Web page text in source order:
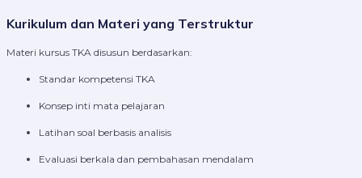
Kurikulum dan Materi yang Terstruktur
Materi kursus TKA disusun berdasarkan:
Standar kompetensi TKA
Konsep inti mata pelajaran
Latihan soal berbasis analisis
Evaluasi berkala dan pembahasan mendalam